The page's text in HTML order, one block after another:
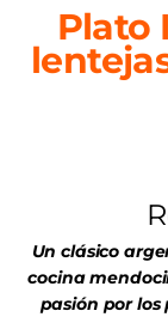
Plato
Un clásico
cocina
pasión por los